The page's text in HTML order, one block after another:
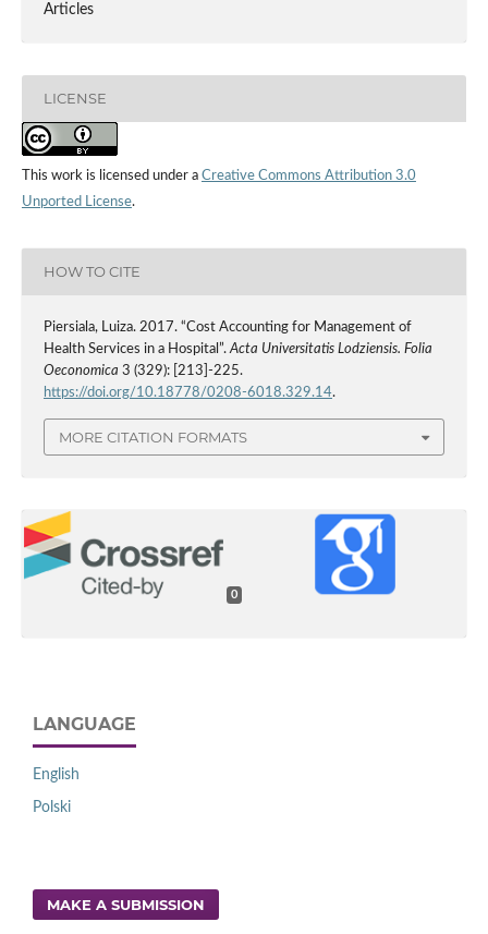
Articles
LICENSE
This work is licensed under a Creative Commons Attribution 3.0
Unported License.
HOW TO CITE
Piersiala, Luiza. 2017. “Cost Accounting for Management of
Health Services in a Hospital”. Acta Universitatis Lodziensis. Folia
Oeconomica 3 (329): [213]-225.
https://doi.org/10.18778/0208-6018.329.14.
MORE CITATION FORMATS
0
LANGUAGE
English
Polski
MAKE A SUBMISSION